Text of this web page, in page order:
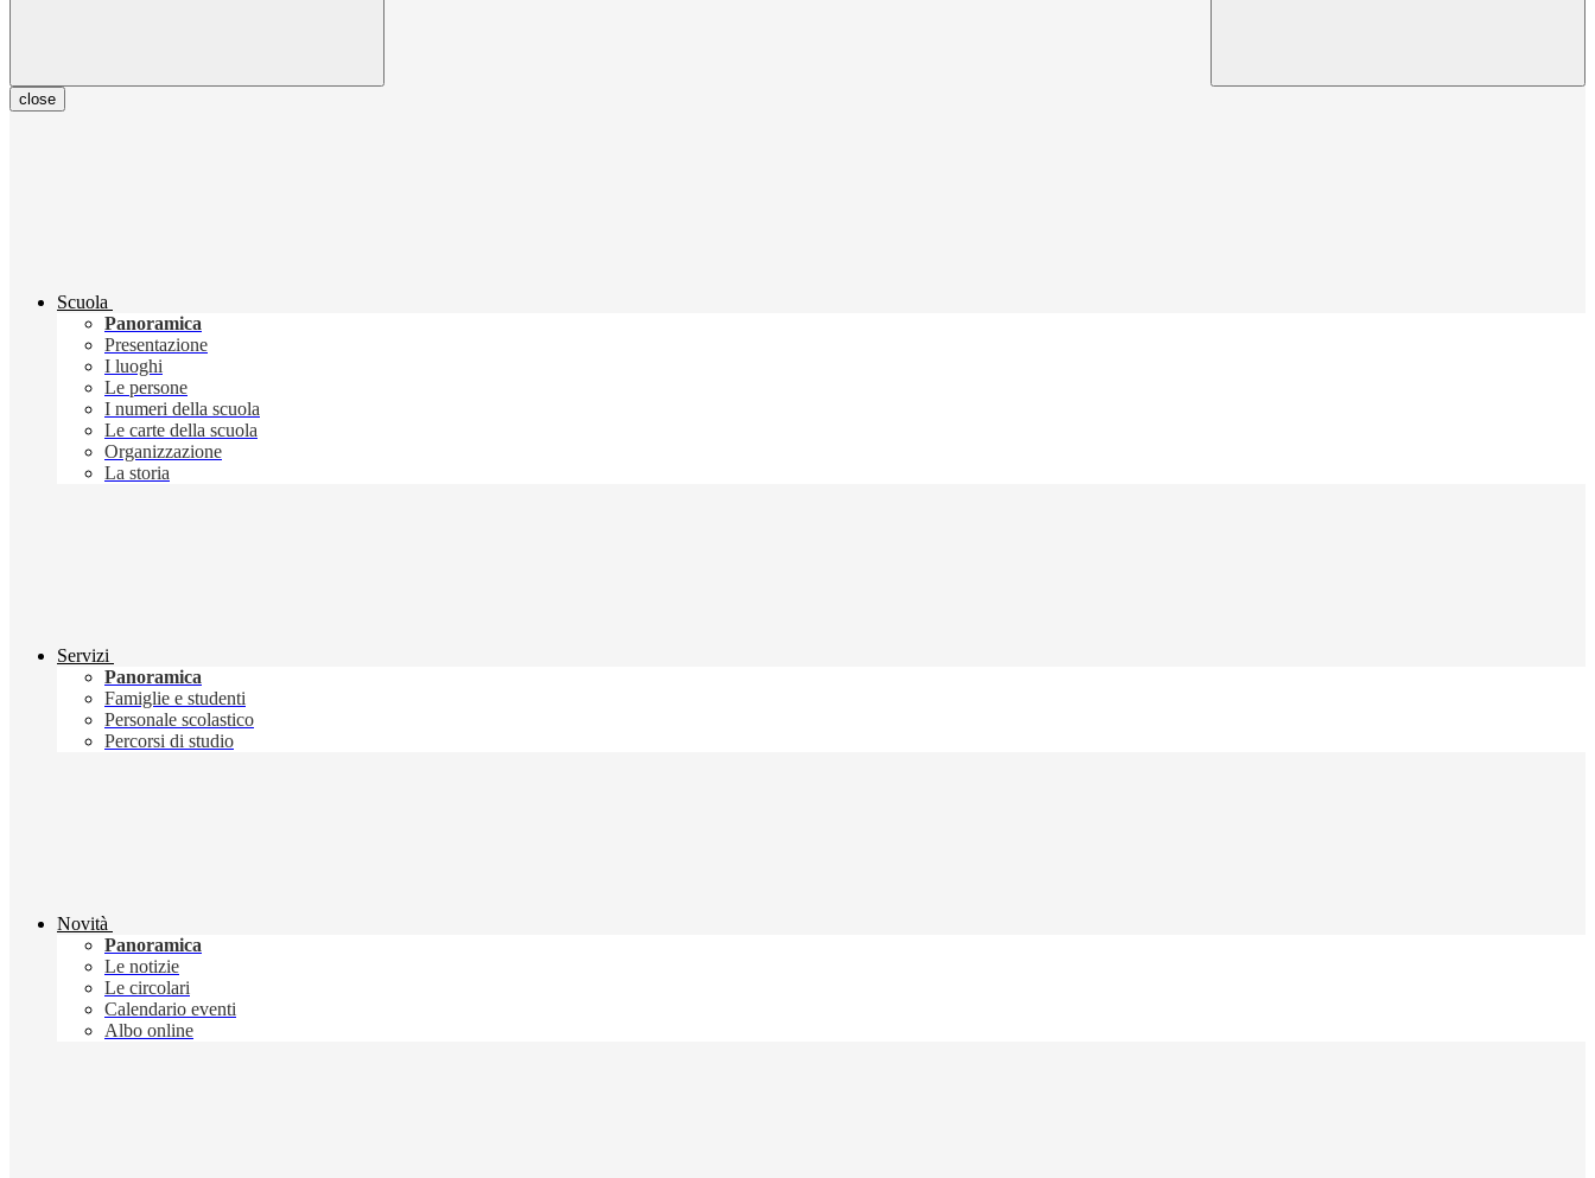
close
Scuola
Panoramica
Presentazione
I luoghi
Le persone
I numeri della scuola
Le carte della scuola
Organizzazione
La storia
Servizi
Panoramica
Famiglie e studenti
Personale scolastico
Percorsi di studio
Novità
Panoramica
Le notizie
Le circolari
Calendario eventi
Albo online